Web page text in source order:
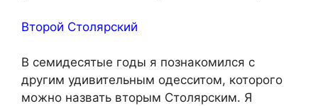
Второй Столярский
В семидесятые годы я познакомился с
другим удивительным одесситом, которого
можно назвать вторым Столярским. Я